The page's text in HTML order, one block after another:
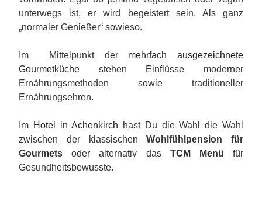
unterwegs ist, er wird begeistert sein. Als ganz
„normaler Genießer“ sowieso.
Im Mittelpunkt der mehrfach ausgezeichnete
Gourmetküche stehen Einflüsse moderner
Ernährungsmethoden sowie traditioneller
Ernährungsehren.
Im Hotel in Achenkirch hast Du die Wahl die Wahl
zwischen der klassischenWohlfühlpension für
Gourmetsoder alternativ dasTCM Menüfür
Gesundheitsbewusste.